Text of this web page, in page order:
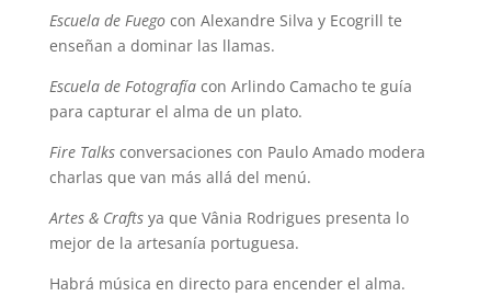
Escuela de Fuegocon Alexandre Silva y Ecogrill te
enseñan a dominar las llamas.
Escuela de Fotografíacon Arlindo Camacho te guía
para capturar el alma de un plato.
Fire Talksconversaciones con Paulo Amado modera
charlas que van más allá del menú.
Artes & Craftsya que Vânia Rodrigues presenta lo
mejor de la artesanía portuguesa.
Habrá música en directo para encender el alma.